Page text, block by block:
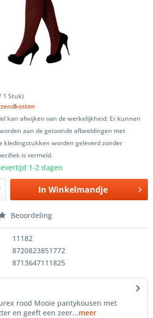
1 Stuk)
kan afwijken van de werkelijkheid. Er kunnen
aan de getoonde afbeeldingen met
kledingstukken worden geleverd zonder
is vermeld.
1-2 dagen
In Winkelmandje
Beoordeling
11182
8720823851772
8713647111825
rood Mooie pantykousen met
en geeft een zeer...meer